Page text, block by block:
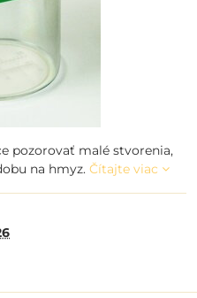
pozorovať malé stvorenia,
na hmyz. Čítajte viac